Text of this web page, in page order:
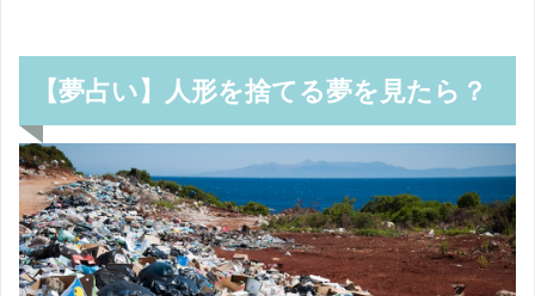
【夢占い】人形を捨てる夢を見たら？